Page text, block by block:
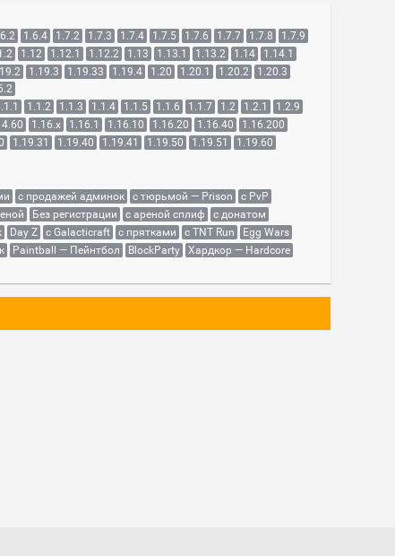
1.6.4 1.7.2 1.7.3 1.7.4 1.7.5 1.7.6 1.7.7 1.7.8
1.7.9
1.12 1.12.1 1.12.2 1.13 1.13.1 1.13.2 1.14
1.14.1
1.19.3 1.19.33 1.19.4 1.20 1.20.1 1.20.2
1.20.3
1.1.2 1.1.3 1.1.4 1.1.5 1.1.6 1.1.7 1.2 1.2.1
1.2.9
1.16.x 1.16.1 1.16.10 1.16.20 1.16.40
1.16.200
1.19.31 1.19.40 1.19.41 1.19.50 1.19.51
1.19.60
с продажей админок с тюрьмой — Prison
с PvP
Без регистрации с ареной сплиф
с донатом
Day Z с Galacticraft с прятками с TNT Run
Egg Wars
Paintball — Пейнтбол BlockParty
Хардкор — Hardcore